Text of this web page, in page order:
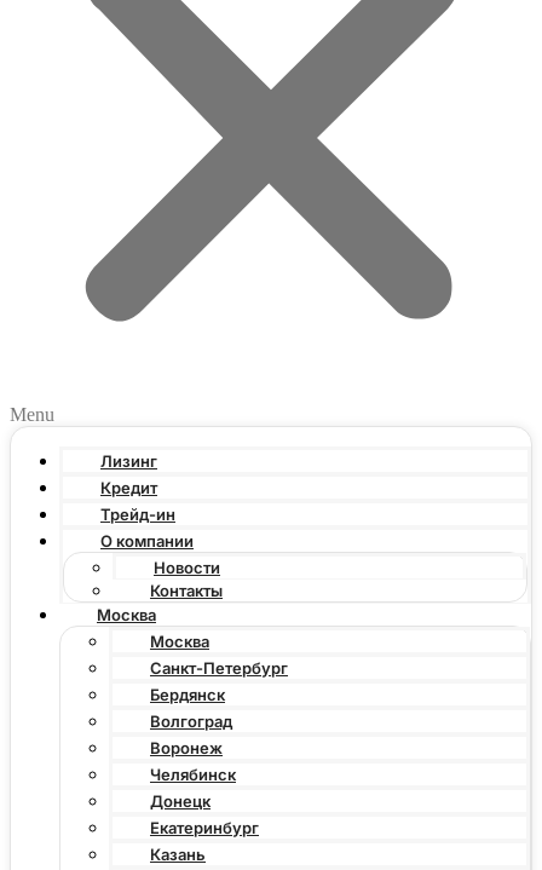
Menu
Лизинг
Кредит
Трейд-ин
О компании
Новости
Контакты
Москва
Москва
Санкт-Петербург
Бердянск
Волгоград
Воронеж
Челябинск
Донецк
Екатеринбург
Казань